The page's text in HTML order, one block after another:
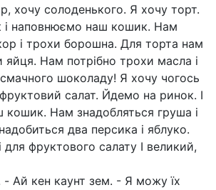
хочу солоденького. Я хочу торт.
і наповнюємо наш кошик. Нам
і трохи борошна. Для торта нам
яйця. Нам потрібно трохи масла і
шоколаду! Я хочу чогось
салат. Йдемо на ринок. І
Нам знадобляться груша і
два персика і яблуко.
для фруктового салату І великий,
- Ай кен каунт зем. - Я можу їх